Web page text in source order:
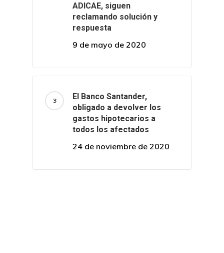
ADICAE, siguen
reclamando solución y
respuesta
9 de mayo de 2020
El Banco Santander,
obligado a devolver los
gastos hipotecarios a
todos los afectados
24 de noviembre de 2020